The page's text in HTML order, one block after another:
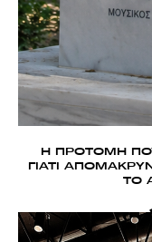
Η ΠΡΟΤΟΜΗ
ΓΙΑΤΙ
ΤΟ